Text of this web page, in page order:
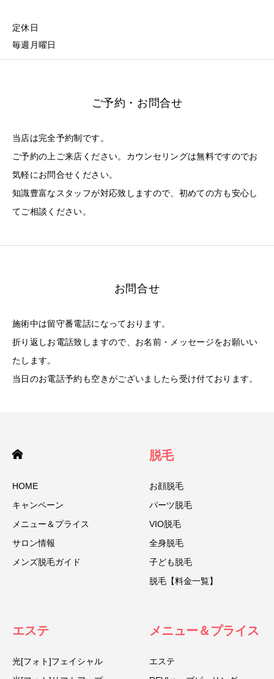
定休日
毎週月曜日
ご予約・お問合せ
当店は完全予約制です。
ご予約の上ご来店ください。カウンセリングは無料ですのでお
気軽にお問合せください。
知識豊富なスタッフが対応致しますので、初めての方も安心し
てご相談ください。
お問合せ
施術中は留守番電話になっております。
折り返しお電話致しますので、お名前・メッセージをお願いい
たします。
当日のお電話予約も空きがございましたら受け付ております。
HOME
キャンペーン
メニュー＆プライス
サロン情報
メンズ脱毛ガイド
脱毛
お顔脱毛
パーツ脱毛
VIO脱毛
全身脱毛
子ども脱毛
脱毛【料金一覧】
エステ
光[フォト]フェイシャル
メニュー＆プライス
エステ